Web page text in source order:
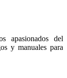
apasionados del
y manuales para